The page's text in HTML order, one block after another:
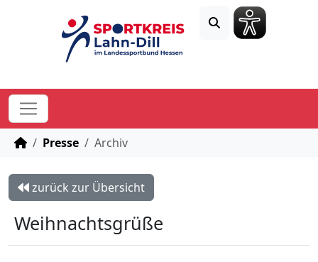
STARTSEITE
Presse Archiv
zurück zur Übersicht
Weihnachtsgrüße